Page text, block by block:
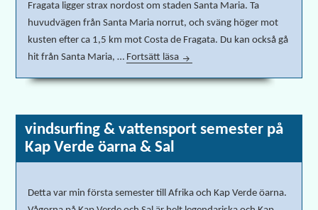
Fragata ligger strax nordost om staden Santa Maria. Ta
huvudvägen från Santa Maria norrut, och sväng höger mot
kusten efter ca 1,5 km mot Costa de Fragata. Du kan också gå
hit från Santa Maria, … Fortsätt läsa Kitesurfing på Costa de
vindsurfing & vattensport semester på
Kap Verde öarna & Sal
Detta var min första semester till Afrika och Kap Verde öarna.